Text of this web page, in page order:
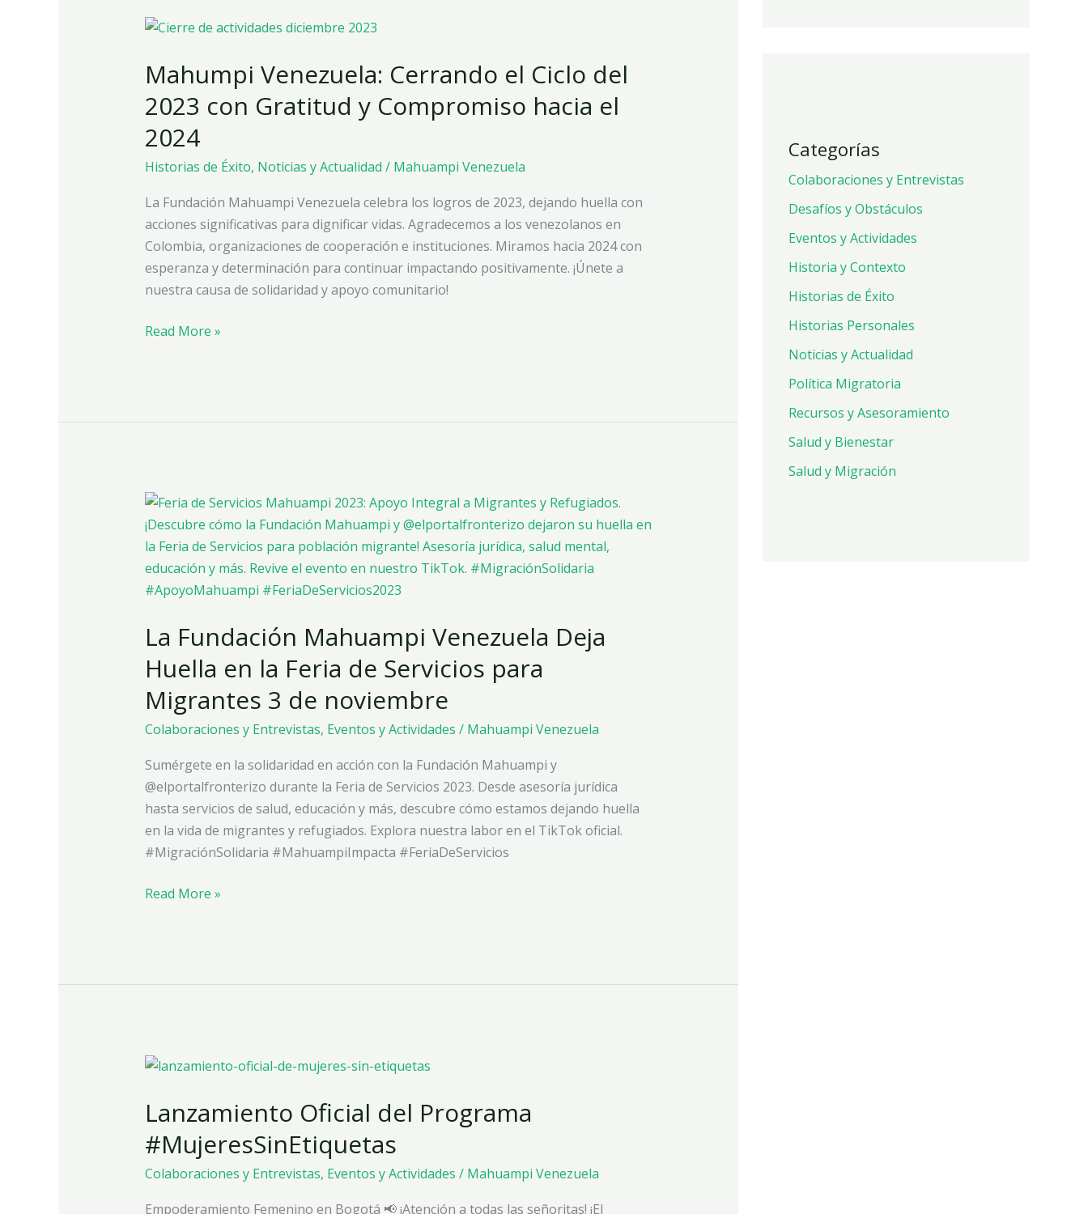
Mahumpi Venezuela: Cerrando el Ciclo del
2023 con Gratitud y Compromiso hacia el
2024
Historias de Éxito, Noticias y Actualidad / Mahuampi Venezuela
La Fundación Mahuampi Venezuela celebra los logros de 2023, dejando huella con
acciones significativas para dignificar vidas. Agradecemos a los venezolanos en
Colombia, organizaciones de cooperación e instituciones. Miramos hacia 2024 con
esperanza y determinación para continuar impactando positivamente. ¡Únete a
nuestra causa de solidaridad y apoyo comunitario!
Mahumpi
Cerrando
Ciclo
del
Gratitud
y
Compromiso
hacia
el
Read More »
La Fundación Mahuampi Venezuela Deja
Huella en la Feria de Servicios para
Migrantes 3 de noviembre
Colaboraciones y Entrevistas, Eventos y Actividades / Mahuampi Venezuela
Sumérgete en la solidaridad en acción con la Fundación Mahuampi y
@elportalfronterizo durante la Feria de Servicios 2023. Desde asesoría jurídica
hasta servicios de salud, educación y más, descubre cómo estamos dejando huella
en la vida de migrantes y refugiados. Explora nuestra labor en el TikTok oficial.
#MigraciónSolidaria #MahuampiImpacta #FeriaDeServicios
La
Fundación
Mahuampi
Venezuela
Deja
en
Feria
de
Servicios
Migrantes
3
de
noviembre
Read More »
Lanzamiento Oficial del Programa
#MujeresSinEtiquetas
Colaboraciones y Entrevistas, Eventos y Actividades / Mahuampi Venezuela
Empoderamiento Femenino en Bogotá 📢 ¡Atención a todas las señoritas! ¡El
Lanzamiento
del
#MujeresSinEtiquetas
Categorías
Colaboraciones y Entrevistas
Desafíos y Obstáculos
Eventos y Actividades
Historia y Contexto
Historias de Éxito
Historias Personales
Noticias y Actualidad
Política Migratoria
Recursos y Asesoramiento
Salud y Bienestar
Salud y Migración